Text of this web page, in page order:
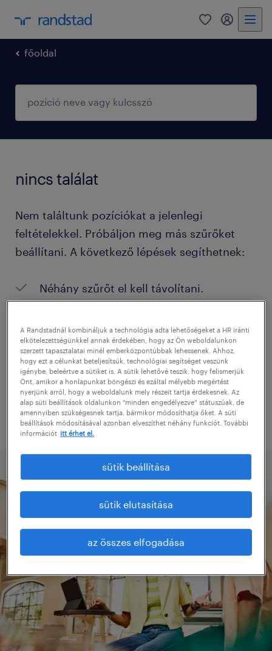
0 fiókom
főoldal
nincs találat
Nem találtunk pozíciókat a jelenlegi
feltételekkel. Próbáljon meg más szűrőket
beállítani. A következő lépések segíthetnek:
Néhány szűrőt el kell távolítani.
Próbálja meg kibővíteni a keresés
helyszínét.
Adjon meg más pozíció nevet, vagy
kulcsszót, és ellenőrizze, hogy helyesen
írta-e le.
A Randstadnál kombináljuk a technológia adta lehetőségeket a HR iránti
elkötelezettségünkkel annak érdekében, hogy az Ön weboldalunkon
szerzett tapasztalatai minél emberközpontúbbak lehessenek. Ahhoz,
hogy ezt a célunkat beteljesítsük, technológiai segítséget veszünk
igénybe, beleértve a sütiket is. A sütik lehetővé teszik, hogy felismerjük
Önt, amikor a honlapunkat böngészi és ezáltal mélyebb megértést
nyerjünk arról, hogy a weboldalunk mely részeit tartja érdekesnek. Az
alap süti beállítások oldalunkon “minden engedélyezve” státuszúak, de
amennyiben szükségesnek tartja, bármikor módosíthatja őket. A süti
beállítások módosításával azonban elveszíthet néhány funkciót. További
információt itt érhet el.
sütik beállítása
sütik elutasítása
az összes elfogadása